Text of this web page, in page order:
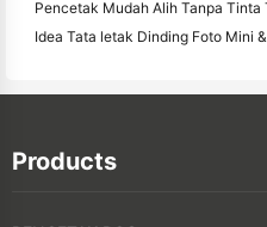
Products